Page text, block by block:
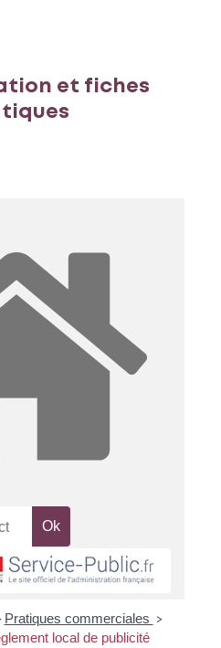
et fiches
Pratiques commerciales >
local de publicité